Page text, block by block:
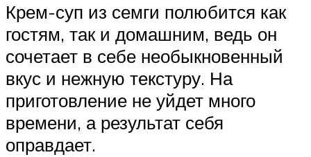
Крем-суп из семги полюбится как
гостям, так и домашним, ведь он
сочетает в себе необыкновенный
вкус и нежную текстуру. На
приготовление не уйдет много
времени, а результат себя
оправдает.